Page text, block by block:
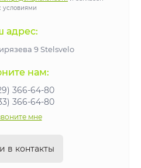
условиями
адрес:
9 Stelsvelo
нам:
366-64-80
366-64-80
мне
в контакты